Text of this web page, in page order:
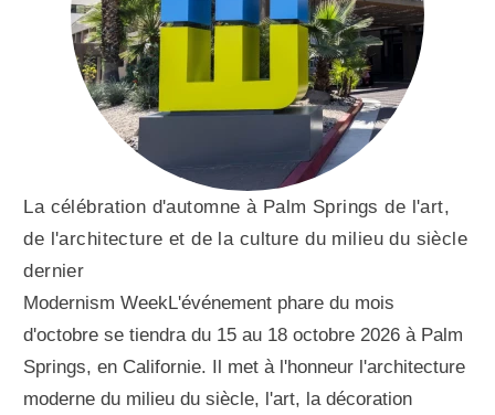
La célébration d'automne à Palm Springs de l'art,
de l'architecture et de la culture du milieu du siècle
dernier
Modernism WeekL'événement phare du mois
d'octobre se tiendra du 15 au 18 octobre 2026 à Palm
Springs, en Californie. Il met à l'honneur l'architecture
moderne du milieu du siècle, l'art, la décoration